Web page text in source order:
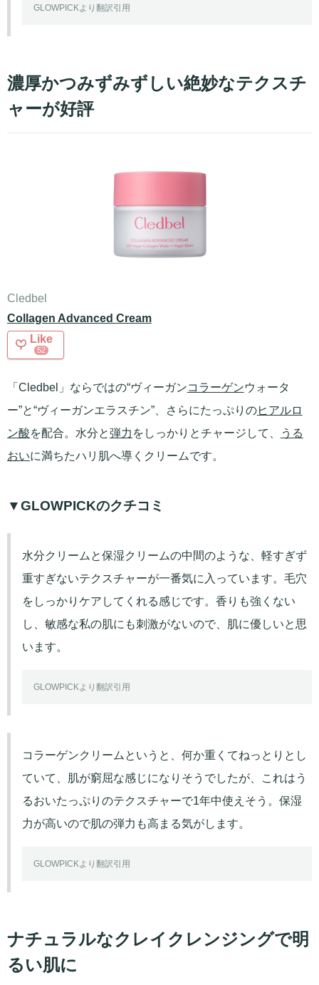
GLOWPICKより翻訳引用
濃厚かつみずみずしい絶妙なテクスチ
ャーが好評
Cledbel
Collagen Advanced Cream
Like
52
「Cledbel」ならではの“ヴィーガンコラーゲンウォータ
ー”と“ヴィーガンエラスチン”、さらにたっぷりのヒアルロ
ン酸を配合。水分と弾力 をしっかりとチャージして、
うる
おいに満ちたハリ肌へ導くクリームです。
▼GLOWPICKのクチコミ
水分クリームと保湿クリームの中間のような、軽すぎず
重すぎないテクスチャーが一番気に入っています。毛穴
をしっかりケアしてくれる感じです。香りも強くない
し、敏感な私の肌にも刺激がないので、肌に優しいと思
います。
GLOWPICKより翻訳引用
コラーゲンクリームというと、何か重くてねっとりとし
ていて、肌が窮屈な感じになりそうでしたが、これはう
るおいたっぷりのテクスチャーで1年中使えそう。保湿
力が高いので肌の弾力も高まる気がします。
GLOWPICKより翻訳引用
ナチュラルなクレイクレンジングで明
るい肌に